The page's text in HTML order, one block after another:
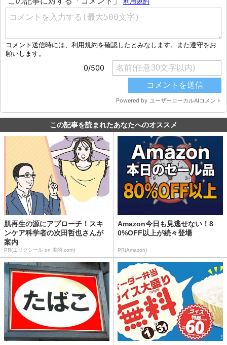
この記事を読まれたあなたへのオススメ
肌再生の源にアプローチ！スキ
ンケア科学者の次田哲也さんが
案内
PR(エリクシール on 美的.com)
Amazon今日も見逃せない！8
0%OFF以上が続々登場
PR(Amazon)